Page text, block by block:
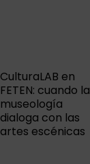
CulturaLAB en
FETEN: cuando la
museología
dialoga con las
artes escénicas